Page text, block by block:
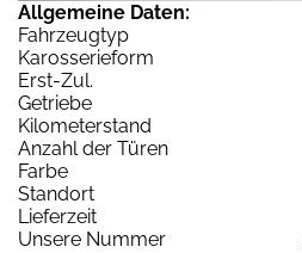
Allgemeine Daten:
Fahrzeugtyp
Karosserieform
Erst-Zul.
Getriebe
Kilometerstand
Anzahl der Türen
Farbe
Standort
Lieferzeit
Unsere Nummer